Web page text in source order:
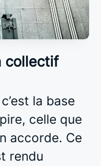
collectif
la base
celle que
accorde. Ce
rendu